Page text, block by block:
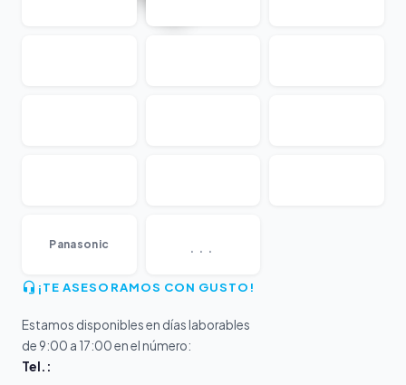
Panasonic ...
¡TE ASESORAMOS CON GUSTO!
Estamos disponibles en días laborables
de 9:00 a 17:00 en el número:
Tel.: